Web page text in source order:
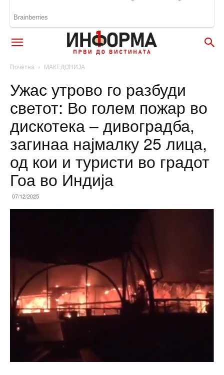
Почетна МАКЕДОНИЈА
Ужас утрово го разбуди
светот: Во голем пожар во
дискотека – дивоградба,
загинаа најмалку 25 лица,
од кои и туристи во градот
Гоа во Индија
07/12/2025